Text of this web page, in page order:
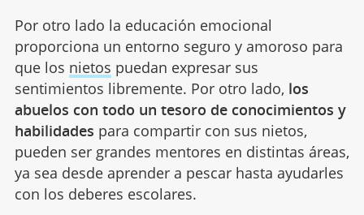
Por otro lado la educación emocional
proporciona un entorno seguro y amoroso para
que los nietos puedan expresar sus
sentimientos libremente. Por otro lado, los
abuelos con todo un tesoro de conocimientos y
habilidades para compartir con sus nietos,
pueden ser grandes mentores en distintas áreas,
ya sea desde aprender a pescar hasta ayudarles
con los deberes escolares.